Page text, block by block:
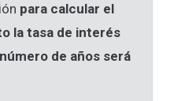
para calcular el
la tasa de interés
de años será